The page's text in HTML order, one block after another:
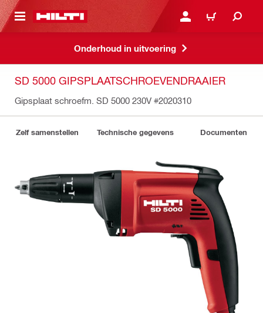
HOOFDINHOUD AANMELDEN OF
WINKELWAGEN
Onderhoud in uitvoering
SD 5000 GIPSPLAATSCHROEVENDRAAIER
Gipsplaat schroefm. SD 5000 230V #2020310
Zelf samenstellen Technische gegevens Documenten